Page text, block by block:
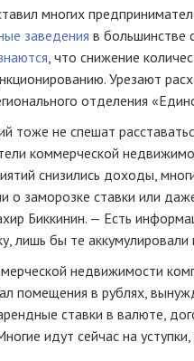
многих
заведения в большинстве
, что снижение
Урезают
отделения
тоже не спешат
коммерческой
снизились доходы,
о заморозке ставки или
Биккинин. — Есть
лишь бы те
недвижимости
помещения в рублях,
ставки в валюте,
идут сейчас на